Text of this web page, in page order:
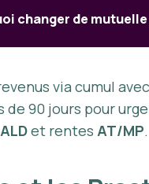
changer de
via cumul avec
de 90 jours pour
ALDet rentes AT/MP.